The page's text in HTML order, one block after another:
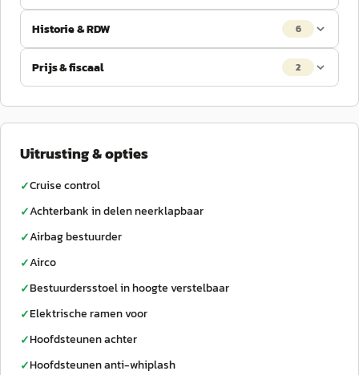
Historie & RDW 6
Prijs & fiscaal 2
Uitrusting & opties
✓Cruise control
✓Achterbank in delen neerklapbaar
✓Airbag bestuurder
✓Airco
✓Bestuurdersstoel in hoogte verstelbaar
✓Elektrische ramen voor
✓Hoofdsteunen achter
✓Hoofdsteunen anti-whiplash